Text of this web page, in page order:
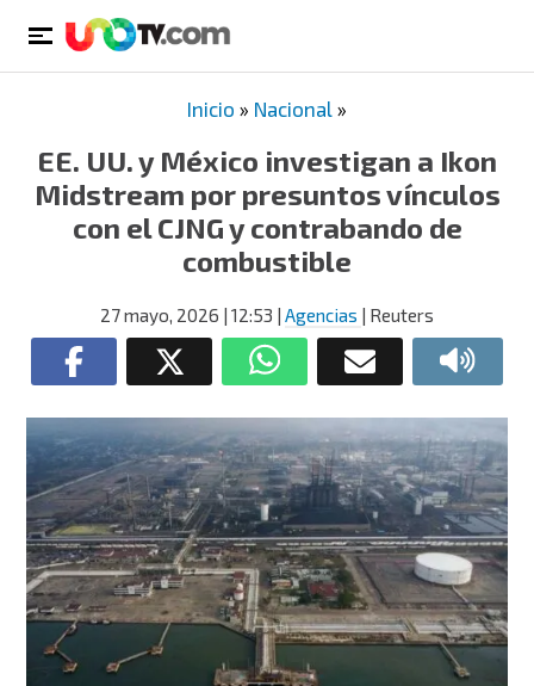
Inicio » Nacional »
EE. UU. y México investigan a Ikon
Midstream por presuntos vínculos
con el CJNG y contrabando de
combustible
27 mayo, 2026 | 12:53 | Agencias | Reuters